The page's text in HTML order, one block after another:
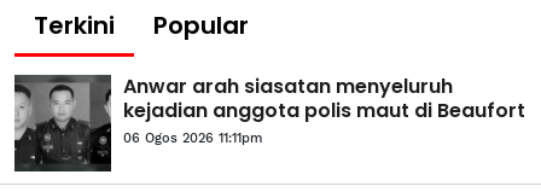
Terkini Popular
Anwar arah siasatan menyeluruh
kejadian anggota polis maut di Beaufort
06 Ogos 2026 11:11pm